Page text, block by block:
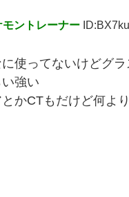
ントレーナー
に使ってないけどグ
強い
かCTもだけど何よ